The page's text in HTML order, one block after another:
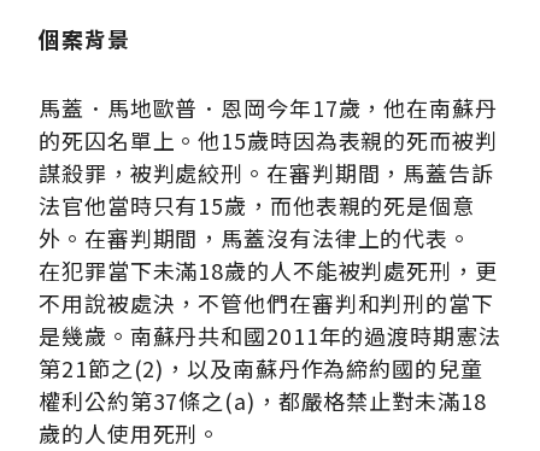
個案背景
馬蓋．馬地歐普．恩岡今年17歲，他在南蘇丹
的死囚名單上。他15歲時因為表親的死而被判
謀殺罪，被判處絞刑。在審判期間，馬蓋告訴
法官他當時只有15歲，而他表親的死是個意
外。在審判期間，馬蓋沒有法律上的代表。
在犯罪當下未滿18歲的人不能被判處死刑，更
不用說被處決，不管他們在審判和判刑的當下
是幾歲。南蘇丹共和國2011年的過渡時期憲法
第21節之(2)，以及南蘇丹作為締約國的兒童
權利公約第37條之(a)，都嚴格禁止對未滿18
歲的人使用死刑。